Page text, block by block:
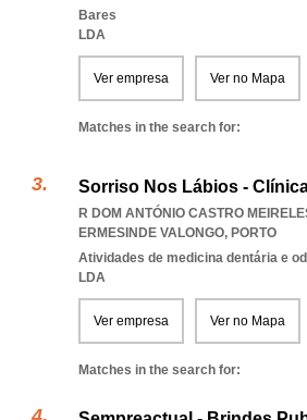
Bares
LDA
Ver empresa Ver no Mapa
Matches in the search for:
Sorriso Nos Lábios -
R DOM ANTÓNIO CASTRO
ERMESINDE VALONGO, PORTO
Atividades de medicina dentária e
LDA
Ver empresa Ver no Mapa
Matches in the search for: